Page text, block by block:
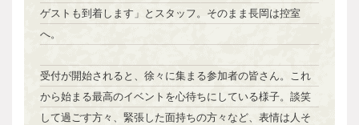
ゲストも到着します」とスタッフ。そのまま長岡は控室
へ。
受付が開始されると、徐々に集まる参加者の皆さん。これ
から始まる最高のイベントを心待ちにしている様子。談笑
して過ごす方々、緊張した面持ちの方々など、表情は人そ